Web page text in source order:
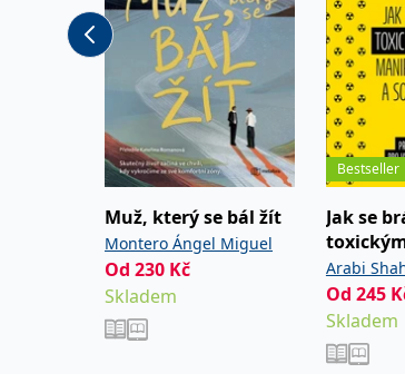
Muž, který se bál žít
Montero Ángel Miguel
Od 230 Kč
Skladem
Bestseller
Jak se
Arabi
Od 245
Skladem